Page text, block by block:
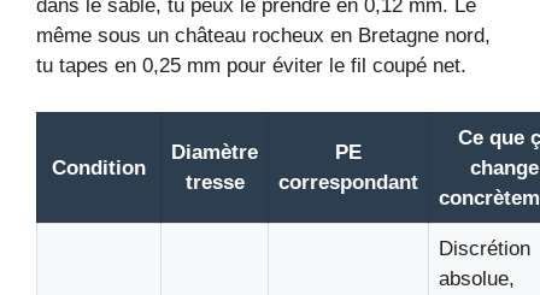
dans le sable, tu peux le prendre en 0,12 mm. Le
même sous un château rocheux en Bretagne nord,
tu tapes en 0,25 mm pour éviter le fil coupé net.
Condition
Diamètre
tresse
PE
correspondant
Ce que
change
Discrétion
absolue,